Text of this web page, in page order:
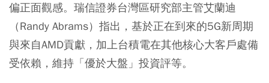
偏正面觀感。瑞信證券台灣區研究部主管艾蘭迪
（Randy Abrams）指出，基於正在到來的5G新周期
與來自AMD貢獻，加上台積電在其他核心大客戶處備
受依賴，維持「優於大盤」投資評等。